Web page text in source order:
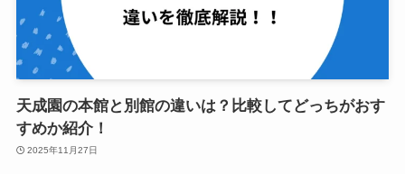
天成園の本館と別館の違いは？比較してどっちがおす
すめか紹介！
2025年11月27日